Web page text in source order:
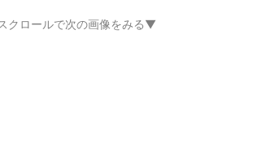
クロールで次の画像をみる▼